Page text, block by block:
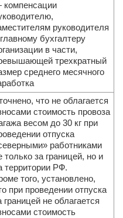
руководителя
бухгалтеру
в части,
трехкратный
среднего месячного
что не облагается
стоимость провоза
весом до 30 кг при
отпуска
работниками
только за границей, но и
территории РФ.
того, установлено,
при проведении отпуска
границей не облагается
стоимость